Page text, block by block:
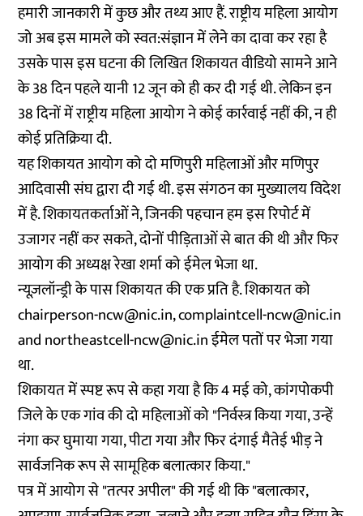
हमारी जानकारी में कुछ और तथ्य आए हैं. राष्ट्रीय महिला आयोग
जो अब इस मामले को स्वत:संज्ञान में लेने का दावा कर रहा है
उसके पास इस घटना की लिखित शिकायत वीडियो सामने आने
के 38 दिन पहले यानी 12 जून को ही कर दी गई थी. लेकिन इन
38 दिनों में राष्ट्रीय महिला आयोग ने कोई कार्रवाई नहीं की, न ही
कोई प्रतिक्रिया दी.
यह शिकायत आयोग को दो मणिपुरी महिलाओं और मणिपुर
आदिवासी संघ द्वारा दी गई थी. इस संगठन का मुख्यालय विदेश
में है. शिकायतकर्ताओं ने, जिनकी पहचान हम इस रिपोर्ट में
उजागर नहीं कर सकते, दोनों पीड़िताओं से बात की थी और फिर
आयोग की अध्यक्ष रेखा शर्मा को ईमेल भेजा था.
न्यूज़लॉन्ड्री के पास शिकायत की एक प्रति है. शिकायत को
chairperson-ncw@nic.in, complaintcell-ncw@nic.in
and northeastcell-ncw@nic.in ईमेल पतों पर भेजा गया
था.
शिकायत में स्पष्ट रूप से कहा गया है कि 4 मई को, कांगपोकपी
जिले के एक गांव की दो महिलाओं को "निर्वस्त्र किया गया, उन्हें
नंगा कर घुमाया गया, पीटा गया और फिर दंगाई मैतेई भीड़ ने
सार्वजनिक रूप से सामूहिक बलात्कार किया."
पत्र में आयोग से "तत्पर अपील" की गई थी कि "बलात्कार,